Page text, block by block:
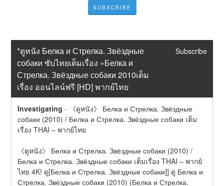
SUBSCRIBE
*ดูหนัง Белка и Стрелка. Звёздные
собаки ซับไทยเต็มเรื่อง »Белка и
Стрелка. Звёздные собаки 2010เต็ม
เรื่อง ออนไลน์ฟรี [HD] พากย์ไทย
Subscribe
Investigating -
《ดูหนัง》 Белка и Стрелка. Звёздные
собаки (2010) / Белка и Стрелка. Звёздные собаки เต็ม
เรื่อง THAI – พากย์ไทย
《ดูหนัง》 Белка и Стрелка. Звёздные собаки (2010) /
Белка и Стрелка. Звёздные собаки เต็มเรื่อง THAI – พากย์
ไทย 4K! ดู[Белка и Стрелка. Звёздные собаки]] ดู Белка и
Стрелка. Звёздные собаки (2010) (Белка и Стрелка.